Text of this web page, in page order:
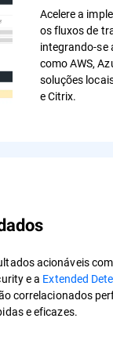
Acelere a
os fluxos de
integrando-se
como AWS,
soluções
e Citrix.
acionáveis
e a Extended
correlacionados
e eficazes.